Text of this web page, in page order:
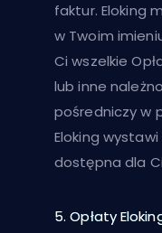
faktur. Eloking
w Twoim
Ci wszelkie
lub inne
pośredniczy w
Eloking
dostępna dla
5. Opłaty